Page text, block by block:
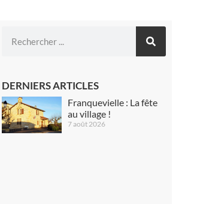
DERNIERS ARTICLES
Franquevielle : La fête
au village !
7 août 2026